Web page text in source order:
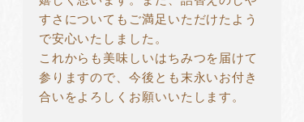
すさについてもご満足いただけたよう
で安心いたしました。
これからも美味しいはちみつを届けて
参りますので、今後とも末永いお付き
合いをよろしくお願いいたします。